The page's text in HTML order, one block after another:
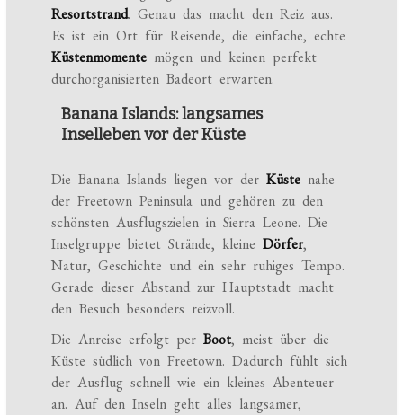
Resortstrand. Genau das macht den Reiz aus.
Es ist ein Ort für Reisende, die einfache, echte
Küstenmomente mögen und keinen perfekt
durchorganisierten Badeort erwarten.
Banana Islands: langsames
Inselleben vor der Küste
Die Banana Islands liegen vor derKüste nahe
der Freetown Peninsula und gehören zu den
schönsten Ausflugszielen in Sierra Leone. Die
Inselgruppe bietet Strände, kleineDörfer,
Natur, Geschichte und ein sehr ruhiges Tempo.
Gerade dieser Abstand zur Hauptstadt macht
den Besuch besonders reizvoll.
Die Anreise erfolgt perBoot, meist über die
Küste südlich von Freetown. Dadurch fühlt sich
der Ausflug schnell wie ein kleines Abenteuer
an. Auf den Inseln geht alles langsamer,